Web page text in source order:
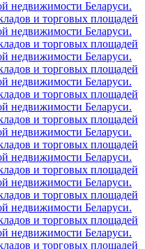
недвижимости Беларуси.
и торговых площадей
недвижимости Беларуси.
и торговых площадей
недвижимости Беларуси.
и торговых площадей
недвижимости Беларуси.
и торговых площадей
недвижимости Беларуси.
и торговых площадей
недвижимости Беларуси.
и торговых площадей
недвижимости Беларуси.
и торговых площадей
недвижимости Беларуси.
и торговых площадей
недвижимости Беларуси.
и торговых площадей
недвижимости Беларуси.
и торговых площадей